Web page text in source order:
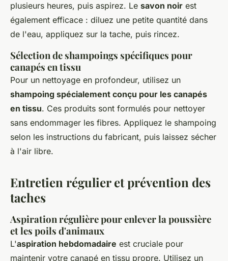
plusieurs heures, puis aspirez. Le savon noir est
également efficace : diluez une petite quantité dans
de l'eau, appliquez sur la tache, puis rincez.
Sélection de shampoings spécifiques pour
canapés en tissu
Pour un nettoyage en profondeur, utilisez un
shampoing spécialement conçu pour les canapés
en tissu. Ces produits sont formulés pour nettoyer
sans endommager les fibres. Appliquez le shampoing
selon les instructions du fabricant, puis laissez sécher
à l'air libre.
Entretien régulier et prévention des
taches
Aspiration régulière pour enlever la poussière
et les poils d'animaux
L'aspiration hebdomadaire est cruciale pour
maintenir votre canapé en tissu propre. Utilisez un